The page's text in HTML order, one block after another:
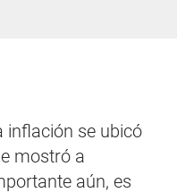
inflación se ubicó
mostró a
aún, es